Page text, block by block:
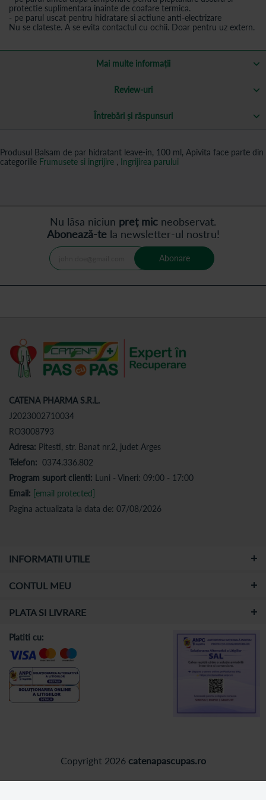
protectie suplimentara inainte de coafare termica.
- pe parul uscat pentru hidratare si actiune anti-electrizare
Nu se clateste. A se evita contactul cu ochii. Doar pentru uz extern.
Mai multe informații
Review-uri
Întrebări și răspunsuri
Produsul Balsam de par hidratant leave-in, 100 ml, Apivita face parte din
categoriile Frumusete si ingrijire , Ingrijirea parului
Nu lăsa niciun preț mic neobservat.
Abonează-tela newsletter-ul nostru!
Abonare
CATENA PHARMA S.R.L.
J2023002710034
RO3008793
Adresa: Pitesti, str. Banat nr.2, judet Arges
Telefon: 0374.336.802
Program suport clienti: Luni - Vineri: 09:00 - 17:00
Email: [email protected]
Pagina actualizata la data de: 07/08/2026
INFORMATII UTILE
CONTUL MEU
PLATA SI LIVRARE
Copyright 2026 catenapascupas.ro
Platiti cu: